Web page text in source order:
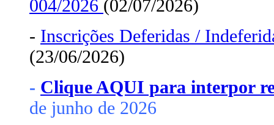
004/2026 (02/07/2026)
- Inscrições Deferidas /
(23/06/2026)
- Clique AQUI para interpor
de junho de 2026